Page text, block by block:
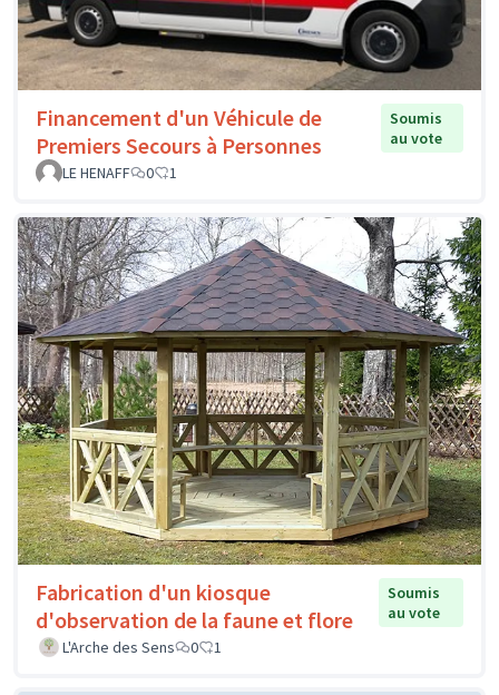
Financement d'un Véhicule de
Premiers Secours à Personnes
Soumis
au vote
LE HENAFF
0 1
Fabrication d'un kiosque
d'observation de la faune et flore
Soumis
au vote
L'Arche des Sens
0 1